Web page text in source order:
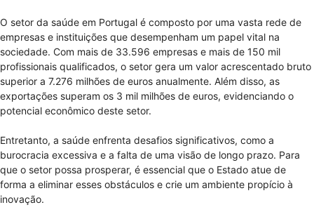
O setor da saúde em Portugal é composto por uma vasta rede de
empresas e instituições que desempenham um papel vital na
sociedade. Com mais de 33.596 empresas e mais de 150 mil
profissionais qualificados, o setor gera um valor acrescentado bruto
superior a 7.276 milhões de euros anualmente. Além disso, as
exportações superam os 3 mil milhões de euros, evidenciando o
potencial econômico deste setor.
Entretanto, a saúde enfrenta desafios significativos, como a
burocracia excessiva e a falta de uma visão de longo prazo. Para
que o setor possa prosperar, é essencial que o Estado atue de
forma a eliminar esses obstáculos e crie um ambiente propício à
inovação.